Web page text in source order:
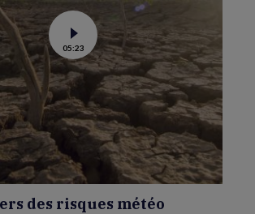
Voir
la
vidéo
de
El
:
vers
des
risques
météo
extrêmes
pour
l’été
2026
05:23
des risques météo